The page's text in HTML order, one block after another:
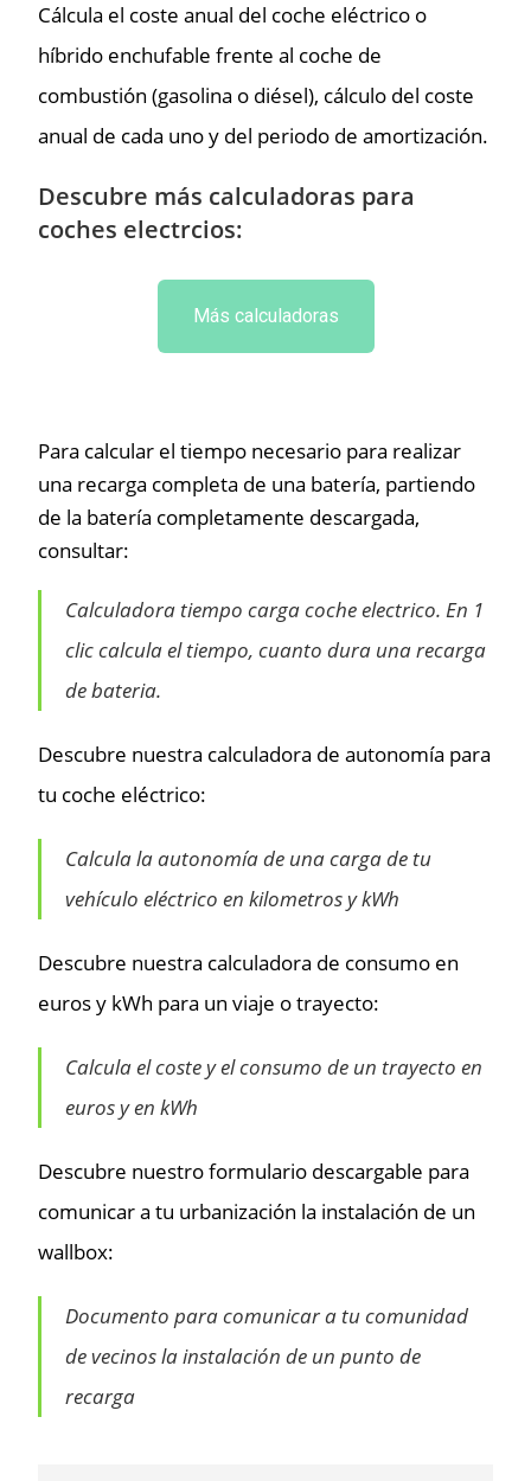
Cálcula el coste anual del coche eléctrico o
híbrido enchufable frente al coche de
combustión (gasolina o diésel), cálculo del coste
anual de cada uno y del periodo de amortización.
Descubre más calculadoras para
coches electrcios:
Más calculadoras
Para calcular el tiempo necesario para realizar
una recarga completa de una batería, partiendo
de la batería completamente descargada,
consultar:
Calculadora tiempo carga coche electrico. En 1
clic calcula el tiempo, cuanto dura una recarga
de bateria.
Descubre nuestra calculadora de autonomía para
tu coche eléctrico:
Calcula la autonomía de una carga de tu
vehículo eléctrico en kilometros y kWh
Descubre nuestra calculadora de consumo en
euros y kWh para un viaje o trayecto:
Calcula el coste y el consumo de un trayecto en
euros y en kWh
Descubre nuestro formulario descargable para
comunicar a tu urbanización la instalación de un
wallbox:
Documento para comunicar a tu comunidad
de vecinos la instalación de un punto de
recarga